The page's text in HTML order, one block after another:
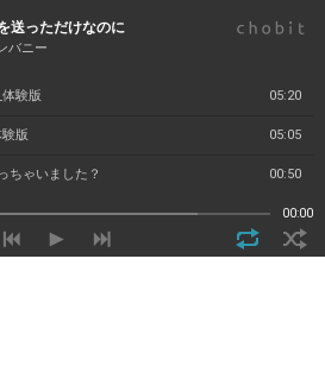
送っただけなのに
バニー
験版 05:20
版 05:05
ちゃいました？ 00:50
00:00